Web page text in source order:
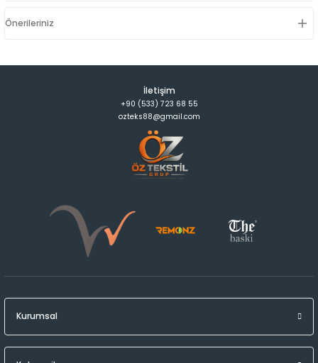
Önerileriniz
İletişim
+90 (533) 723 68 55
ozteks88@gmail.com
Kurumsal